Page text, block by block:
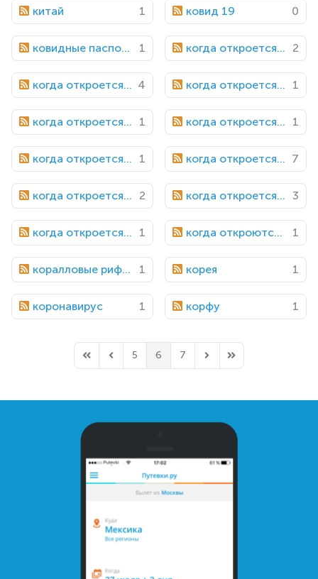
китай 1 ковид 19 0
ковидные паспорта 1 когда откроется бали 2
когда откроется вьетнам 4 когда откроется граница с азербайджаном 1
когда откроется граница с казахстаном 1 когда откроется индонезия 1
когда откроется мальта 1 когда откроется таиланд 7
когда откроется турция 2 когда откроется турция для россии 3
когда откроется чили 1 когда откроются азиатские страны для россиян 1
коралловые рифы египта 1 корея 1
коронавирус 1 корфу 1
First PagePrevious Page
5 6 7 Next PageLast Page